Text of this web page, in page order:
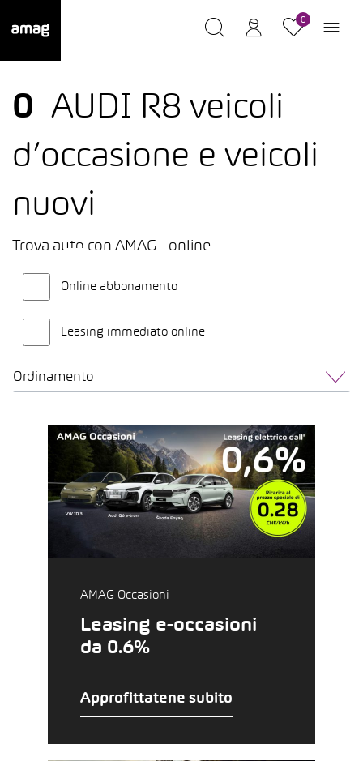
0
0 AUDI R8 veicoli
d’occasione e veicoli
nuovi
Trova auto con AMAG - online.
Online abbonamento
Leasing immediato online
Ordinamento
AMAG Occasioni
Leasing e-occasioni
da 0.6%
Approfittatene subito